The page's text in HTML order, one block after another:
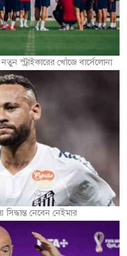
স্ট্রাইকারের খোঁজে বার্সেলোনা
নেবেন নেইমার